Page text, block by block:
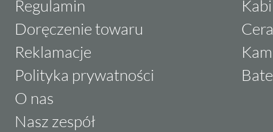
Regulamin
Doręczenie towaru
Reklamacje
Polityka prywatności
O nas
Nasz zespół